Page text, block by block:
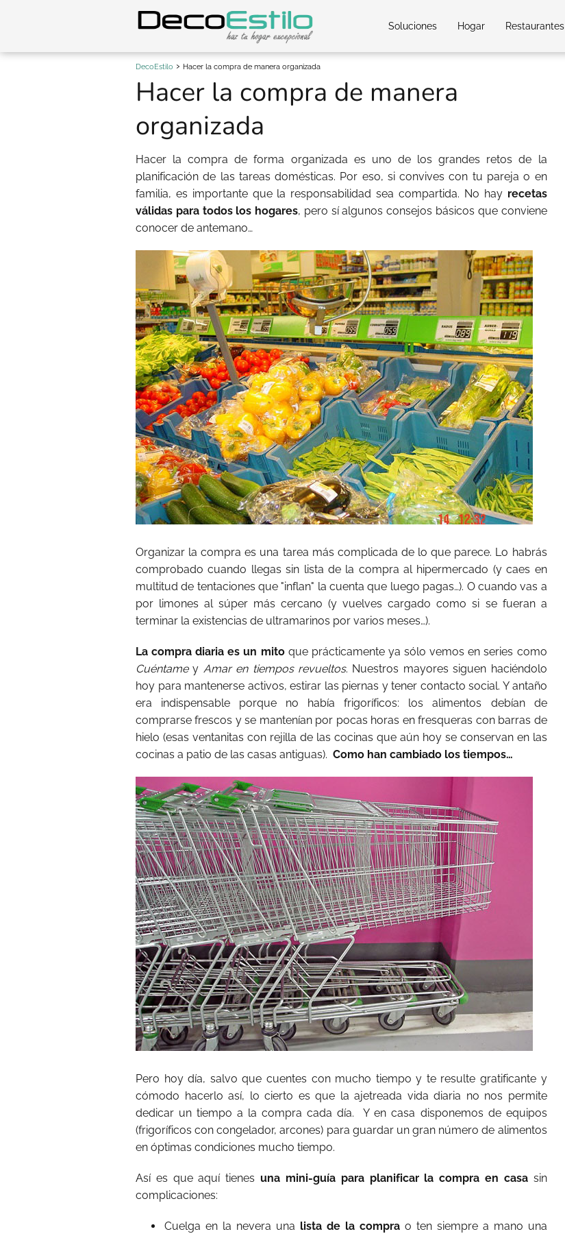
Soluciones Hogar Restaurantes
DecoEstilo Hacer la compra de manera organizada
Hacer la compra de manera
organizada
Hacer la compra de forma organizada es uno de los grandes retos de la
planificación de las tareas domésticas. Por eso, si convives con tu pareja o en
familia, es importante que la responsabilidad sea compartida. No hay recetas
válidas para todos los hogares, pero sí algunos consejos básicos que conviene
conocer de antemano…
Organizar la compra es una tarea más complicada de lo que parece. Lo habrás
comprobado cuando llegas sin lista de la compra al hipermercado (y caes en
multitud de tentaciones que "inflan" la cuenta que luego pagas…). O cuando vas a
por limones al súper más cercano (y vuelves cargado como si se fueran a
terminar la existencias de ultramarinos por varios meses…).
La compra diaria es un mitoque prácticamente ya sólo vemos en series como
Cuéntamey Amar en tiempos revueltos. Nuestros mayores siguen haciéndolo
hoy para mantenerse activos, estirar las piernas y tener contacto social. Y antaño
era indispensable porque no había frigoríficos: los alimentos debían de
comprarse frescos y se mantenían por pocas horas en fresqueras con barras de
hielo (esas ventanitas con rejilla de las cocinas que aún hoy se conservan en las
cocinas a patio de las casas antiguas). Como han cambiado los tiempos…
Pero hoy día, salvo que cuentes con mucho tiempo y te resulte gratificante y
cómodo hacerlo así, lo cierto es que la ajetreada vida diaria no nos permite
dedicar un tiempo a la compra cada día. Y en casa disponemos de equipos
(frigoríficos con congelador, arcones) para guardar un gran número de alimentos
en óptimas condiciones mucho tiempo.
Así es que aquí tienesuna mini-guía para planificar la compra en casasin
complicaciones:
Cuelga en la nevera una lista de la comprao ten siempre a mano una